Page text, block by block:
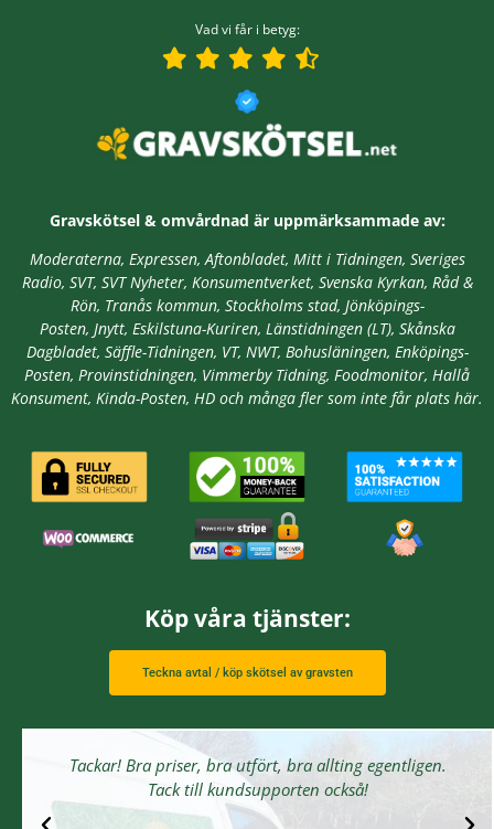
Vad vi får i betyg:
Gravskötsel & omvårdnad är uppmärksammade av:
Moderaterna, Expressen, Aftonbladet, Mitt i Tidningen, Sveriges
Radio, SVT, SVT Nyheter, Konsumentverket, Svenska Kyrkan, Råd &
Rön, Tranås kommun, Stockholms stad, Jönköpings-
Posten, Jnytt, Eskilstuna-Kuriren, Länstidningen (LT), Skånska
Dagbladet, Säffle-Tidningen, VT, NWT, Bohusläningen, Enköpings-
Posten, Provinstidningen, Vimmerby Tidning, Foodmonitor, Hallå
Konsument, Kinda-Posten, HD och många fler som inte får plats här.
Köp våra tjänster:
Teckna avtal / köp skötsel av gravsten
Tackar! Bra priser, bra utfört, bra allting egentligen.
Tack till kundsupporten också!